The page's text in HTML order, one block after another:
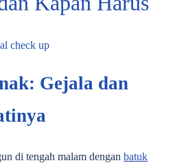
check up
Gejala dan
di tengah malam dengan batuk